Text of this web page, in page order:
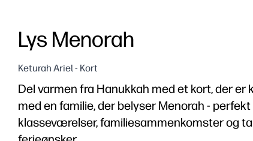
Lys Menorah
Keturah Ariel - Kort
Del varmen fra Hanukkah med et kort, der er
med en familie, der belyser Menorah - perfekt
klasseværelser, familiesammenkomster og